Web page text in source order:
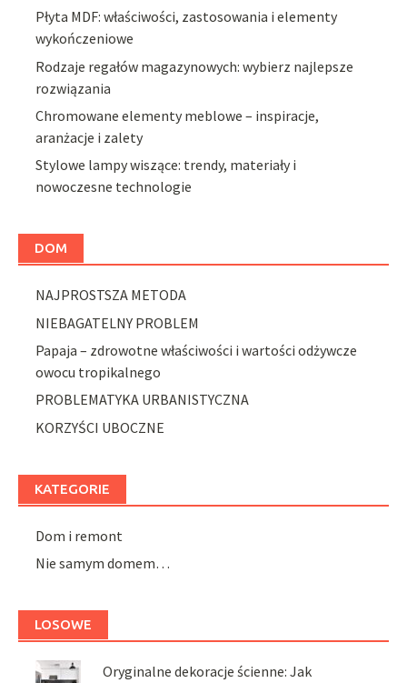
Płyta MDF: właściwości, zastosowania i elementy
wykończeniowe
Rodzaje regałów magazynowych: wybierz najlepsze
rozwiązania
Chromowane elementy meblowe – inspiracje,
aranżacje i zalety
Stylowe lampy wiszące: trendy, materiały i
nowoczesne technologie
DOM
NAJPROSTSZA METODA
NIEBAGATELNY PROBLEM
Papaja – zdrowotne właściwości i wartości odżywcze
owocu tropikalnego
PROBLEMATYKA URBANISTYCZNA
KORZYŚCI UBOCZNE
KATEGORIE
Dom i remont
Nie samym domem…
LOSOWE
Oryginalne dekoracje ścienne: Jak